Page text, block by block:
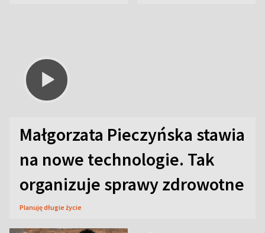
Małgorzata Pieczyńska stawia
na nowe technologie. Tak
organizuje sprawy zdrowotne